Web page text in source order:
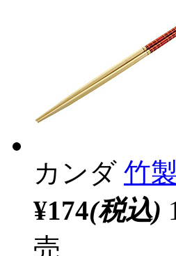
カンダ 竹
¥174(税込)
売